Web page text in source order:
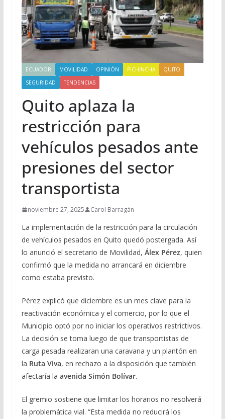
ECUADOR MOVILIDAD OPINIÓN PICHINCHA
QUITO
SEGURIDAD
TENDENCIAS
Quito aplaza la
restricción para
vehículos pesados ante
presiones del sector
transportista
noviembre 27, 2025 Carol Barragán
La implementación de la restricción para la circulación
de vehículos pesados en Quito quedó postergada. Así
lo anunció el secretario de Movilidad, Álex Pérez, quien
confirmó que la medida no arrancará en diciembre
como estaba previsto.
Pérez explicó que diciembre es un mes clave para la
reactivación económica y el comercio, por lo que el
Municipio optó por no iniciar los operativos restrictivos.
La decisión se toma luego de que transportistas de
carga pesada realizaran una caravana y un plantón en
la Ruta Viva, en rechazo a la disposición que también
afectaría la avenida Simón Bolívar.
El gremio sostiene que limitar los horarios no resolverá
la problemática vial. “Esta medida no reducirá los